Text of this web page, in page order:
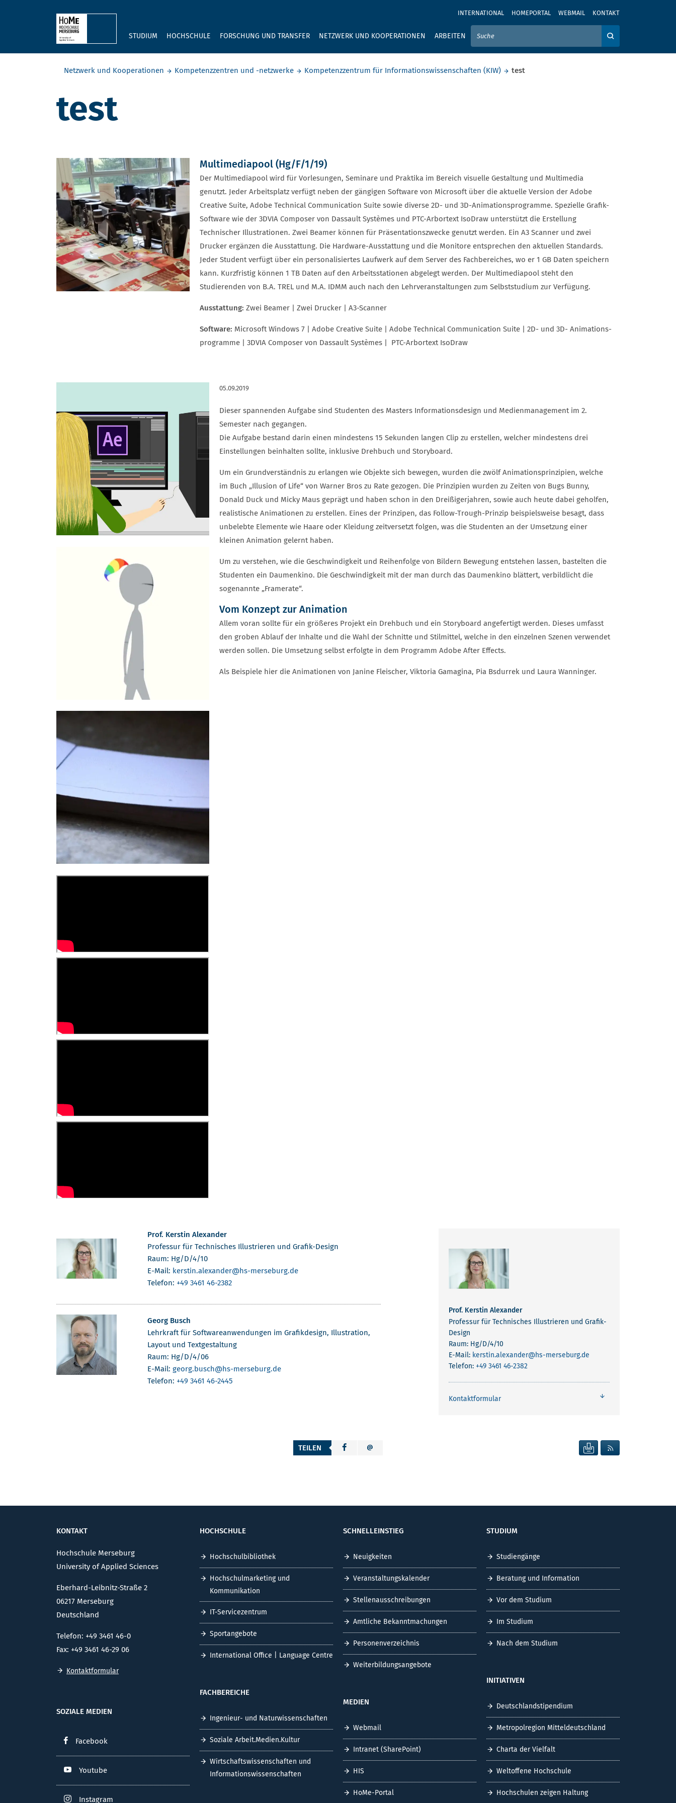
INTERNATIONAL HOMEPORTAL WEBMAIL KONTAKT
STUDIUM HOCHSCHULE FORSCHUNG UND TRANSFER NETZWERK UND KOOPERATIONEN ARBEITEN
GEBEN SIE HIER IHREN SUCHBEGRIFF EIN
Netzwerk und Kooperationen
Kompetenzzentren und -netzwerke Kompetenzzentrum für Informationswissenschaften (KIW) test
test
Multimediapool (Hg/F/1/19)
Der Multimediapool wird für Vorlesungen, Seminare und Praktika im Bereich visuelle Gestaltung und Multi­media
genutzt. Jeder Arbeits­platz verfügt neben der gängigen Software von Microsoft über die aktuelle Version der Adobe
Creative Suite, Adobe Technical Communication Suite sowie diverse 2D- und 3D-Animations­programme. Spezielle Grafik-
Software wie der 3DVIA Composer von Dassault Systèmes und PTC-Arbortext IsoDraw unterstützt die Erstellung
Technischer Illustrationen. Zwei Beamer können für Präsentationszwecke genutzt werden. Ein A3 Scanner und zwei
Drucker ergänzen die Ausstattung. Die Hardware-Ausstattung und die Monitore entsprechen den aktuellen Standards.
Jeder Student verfügt über ein personalisiertes Laufwerk auf dem Server des Fachbereiches, wo er 1 GB Daten speichern
kann. Kurzfristig können 1 TB Daten auf den Arbeitsstationen abgelegt werden. Der Multimediapool steht den
Studierenden von B.A. TREL und M.A. IDMM auch nach den Lehrveranstaltungen zum Selbststudium zur Verfügung.
Ausstattung: Zwei Beamer | Zwei Drucker | A3-Scanner
Software: Microsoft Windows 7 | Adobe Creative Suite | Adobe Technical Communication Suite | 2D- und 3D- Animations­
programme | 3DVIA Composer von Dassault Systèmes | PTC-Arbortext IsoDraw
05.09.2019
Dieser spannenden Aufgabe sind Studenten des Masters Informationsdesign und Medienmanagement im 2.
Semester nach gegangen.
Die Aufgabe bestand darin einen mindestens 15 Sekunden langen Clip zu erstellen, welcher mindestens drei
Einstellungen beinhalten sollte, inklusive Drehbuch und Storyboard.
Um ein Grundverständnis zu erlangen wie Objekte sich bewegen, wurden die zwölf Animationsprinzipien, welche
im Buch „Illusion of Life“ von Warner Bros zu Rate gezogen. Die Prinzipien wurden zu Zeiten von Bugs Bunny,
Donald Duck und Micky Maus geprägt und haben schon in den Dreißigerjahren, sowie auch heute dabei geholfen,
realistische Animationen zu erstellen. Eines der Prinzipen, das Follow-Trough-Prinzip beispielsweise besagt, dass
unbelebte Elemente wie Haare oder Kleidung zeitversetzt folgen, was die Studenten an der Umsetzung einer
kleinen Animation gelernt haben.
Um zu verstehen, wie die Geschwindigkeit und Reihenfolge von Bildern Bewegung entstehen lassen, bastelten die
Studenten ein Daumenkino. Die Geschwindigkeit mit der man durch das Daumenkino blättert, verbildlicht die
sogenannte „Framerate“.
Vom Konzept zur Animation
Allem voran sollte für ein größeres Projekt ein Drehbuch und ein Storyboard angefertigt werden. Dieses umfasst
den groben Ablauf der Inhalte und die Wahl der Schnitte und Stilmittel, welche in den einzelnen Szenen verwendet
werden sollen. Die Umsetzung selbst erfolgte in dem Programm Adobe After Effects.
Als Beispiele hier die Animationen von Janine Fleischer, Viktoria Gamagina, Pia Bsdurrek und Laura Wanninger.
Prof. Kerstin Alexander
Professur für Technisches Illustrieren und Grafik-Design
Raum: Hg/D/4/10
E-Mail: kerstin.alexander@hs-merseburg.de
Telefon: +49 3461 46-2382
Georg Busch
Lehrkraft für Softwareanwendungen im Grafikdesign, Illustration,
Layout und Textgestaltung
Raum: Hg/D/4/06
E-Mail:georg.busch@hs-merseburg.de
Telefon: +49 3461 46-2445
Prof. Kerstin Alexander
Professur für Technisches Illustrieren und Grafik-
Design
Raum: Hg/D/4/10
E-Mail: kerstin.alexander@hs-merseburg.de
Telefon: +49 3461 46-2382
Kontaktformular
TEILEN SEITE DRUCKEN
KONTAKT
Hochschule Merseburg
University of Applied Sciences
Eberhard-Leibnitz-Straße 2
06217 Merseburg
Deutschland
Telefon: +49 3461 46-0
Fax: +49 3461 46-29 06
Kontaktformular
SOZIALE MEDIEN
Facebook
Youtube
Instagram
HOCHSCHULE
Hochschulbibliothek
Hochschulmarketing und
Kommunikation
IT-Servicezentrum
Sportangebote
International Office | Language Centre
FACHBEREICHE
Ingenieur- und Naturwissenschaften
Soziale Arbeit.Medien.Kultur
Wirtschaftswissenschaften und
Informationswissenschaften
SCHNELLEINSTIEG
Neuigkeiten
Veranstaltungskalender
Stellenausschreibungen
Amtliche Bekanntmachungen
Personenverzeichnis
Weiterbildungsangebote
MEDIEN
Webmail
Intranet (SharePoint)
HIS
HoMe-Portal
STUDIUM
Studiengänge
Beratung und Information
Vor dem Studium
Im Studium
Nach dem Studium
INITIATIVEN
Deutschlandstipendium
Metropolregion Mitteldeutschland
Charta der Vielfalt
Weltoffene Hochschule
Hochschulen zeigen Haltung